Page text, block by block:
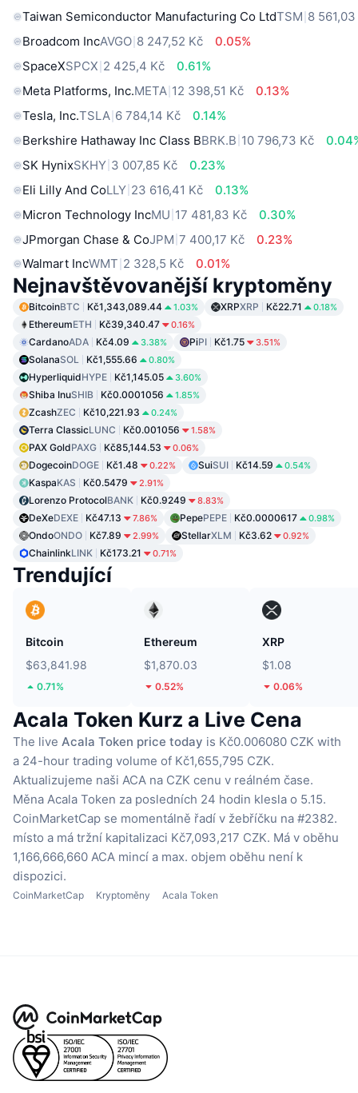
Taiwan Semiconductor Manufacturing Co LtdTSM 8
Broadcom IncAVGO 8 247,52 Kč
0.05%
SpaceXSPCX 2 425,4 Kč
0.61%
Meta Platforms, Inc.META 12 398,51 Kč
0.13%
Tesla, Inc.TSLA 6 784,14 Kč
0.14%
Berkshire Hathaway Inc Class BBRK.B 10 796,73 Kč
SK HynixSKHY 3 007,85 Kč
0.23%
Eli Lilly And CoLLY 23 616,41 Kč
0.13%
Micron Technology IncMU 17 481,83 Kč
0.30%
JPmorgan Chase & CoJPM 7 400,17 Kč
0.23%
Walmart IncWMT 2 328,5 Kč 0.01%
Nejnavštěvovanější kryptoměny
BitcoinBTC Kč1,343,089.44 1.03% XRPXRP Kč22.71 0.18%
EthereumETH Kč39,340.47 0.16%
CardanoADA Kč4.09 3.38% PiPI Kč1.75 3.51%
SolanaSOL Kč1,555.66 0.80%
HyperliquidHYPE Kč1,145.05 3.60%
Shiba InuSHIB Kč0.0001056 1.85%
ZcashZEC Kč10,221.93 0.24%
Terra ClassicLUNC Kč0.001056 1.58%
PAX GoldPAXG Kč85,144.53 0.06%
DogecoinDOGE Kč1.48 0.22% SuiSUI Kč14.59 0.54%
KaspaKAS Kč0.5479 2.91%
Lorenzo ProtocolBANK Kč0.9249 8.83%
DeXeDEXE Kč47.13 7.86% PepePEPE Kč0.0000617 0.98%
OndoONDO Kč7.89 2.99% StellarXLM Kč3.62 0.92%
ChainlinkLINK Kč173.21 0.71%
Trendující
Bitcoin
$63,841.98
0.71%
Ethereum
$1,870.03
0.52%
XRP
$1.08
0.06%
Acala Token Kurz a Live Cena
The live Acala Token price today is Kč0.006080 CZK with
a 24-hour trading volume of Kč1,655,795 CZK.
Aktualizujeme naši ACA na CZK cenu v reálném čase.
Měna Acala Token za posledních 24 hodin klesla o 5.15.
CoinMarketCap se momentálně řadí v žebříčku na #2382.
místo a má tržní kapitalizaci Kč7,093,217 CZK. Má v oběhu
1,166,666,660 ACA mincí a max. objem oběhu není k
dispozici.
CoinMarketCap Kryptoměny Acala Token